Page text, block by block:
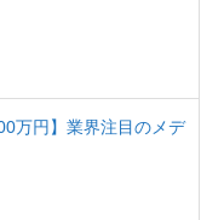
万円】業界注目のメデ